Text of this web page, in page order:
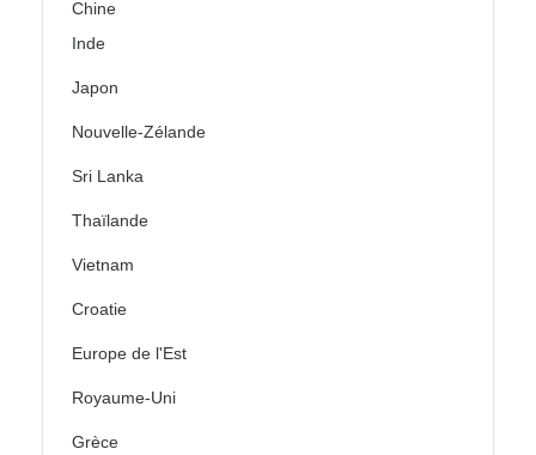
Chine
Inde
Japon
Nouvelle-Zélande
Sri Lanka
Thaïlande
Vietnam
Croatie
Europe de l'Est
Royaume-Uni
Grèce